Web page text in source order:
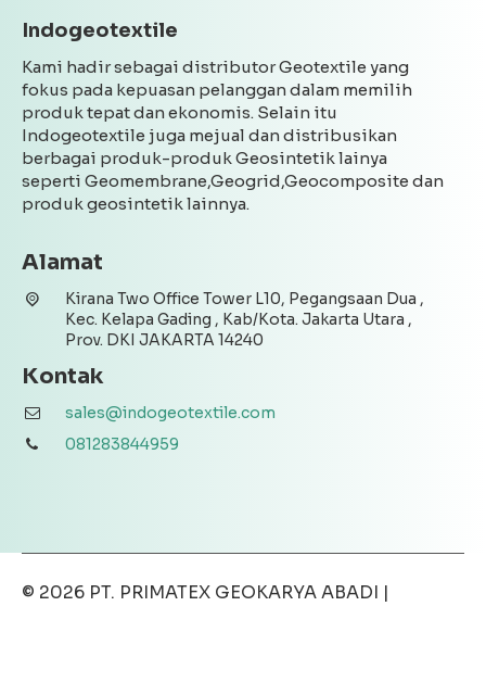
Indogeotextile
Kami hadir sebagai distributor Geotextile yang
fokus pada kepuasan pelanggan dalam memilih
produk tepat dan ekonomis. Selain itu
Indogeotextile juga mejual dan distribusikan
berbagai produk-produk Geosintetik lainya
seperti Geomembrane,Geogrid,Geocomposite dan
produk geosintetik lainnya.
Alamat
Kirana Two Office Tower L10, Pegangsaan Dua ,
Kec. Kelapa Gading , Kab/Kota. Jakarta Utara ,
Prov. DKI JAKARTA 14240
Kontak
sales@indogeotextile.com
081283844959
© 2026 PT. PRIMATEX GEOKARYA ABADI |